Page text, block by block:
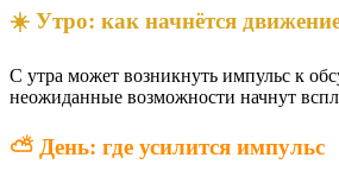
☀️ Утро: как начнётся
С утра может возникнуть импульс к
неожиданные возможности начнут
⛅ День: где усилится импульс